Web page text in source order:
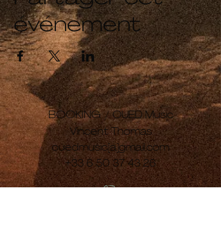
événement
BOOKING /OUED Music
Vincent Thomas
ouedmusic[a]gmail.com
+33 6 50 37 43 26